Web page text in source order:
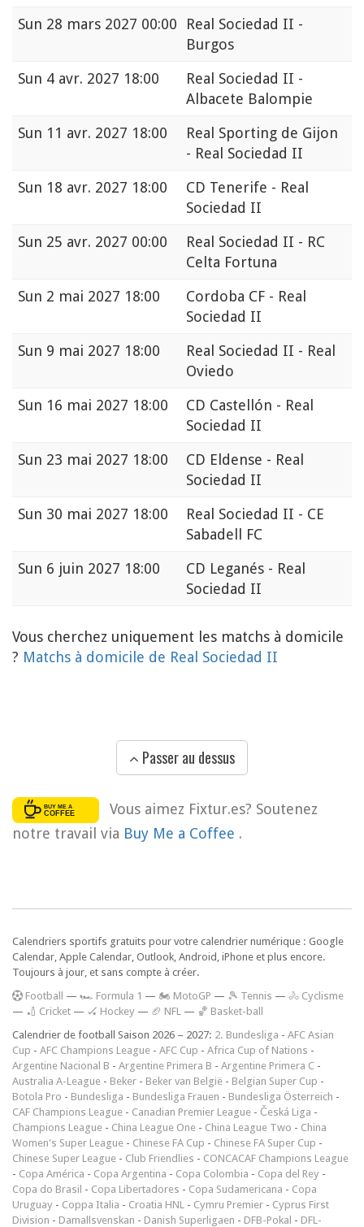
Sun 28 mars 2027 00:00
Real Sociedad II -
Burgos
Sun 4 avr. 2027 18:00
Real Sociedad II -
Albacete Balompie
Sun 11 avr. 2027 18:00
Real Sporting de Gijon
- Real Sociedad II
Sun 18 avr. 2027 18:00
CD Tenerife - Real
Sociedad II
Sun 25 avr. 2027 00:00
Real Sociedad II - RC
Celta Fortuna
Sun 2 mai 2027 18:00
Cordoba CF - Real
Sociedad II
Sun 9 mai 2027 18:00
Real Sociedad II - Real
Oviedo
Sun 16 mai 2027 18:00
CD Castellón - Real
Sociedad II
Sun 23 mai 2027 18:00
CD Eldense - Real
Sociedad II
Sun 30 mai 2027 18:00
Real Sociedad II - CE
Sabadell FC
Sun 6 juin 2027 18:00
CD Leganés - Real
Sociedad II
Vous cherchez uniquement les matchs à domicile
? Matchs à domicile de Real Sociedad II
Passer au dessus
Vous aimez Fixtur.es? Soutenez
notre travail via Buy Me a Coffee .
Calendriers sportifs gratuits pour votre calendrier numérique : Google
Calendar, Apple Calendar, Outlook, Android, iPhone et plus encore.
Toujours à jour, et sans compte à créer.
Football — 🏎️ Formula 1 — 🏍 MotoGP — 🎾 Tennis — 🚴 Cyclisme
— 🏏 Cricket — 🏑 Hockey — 🏈 NFL — 🏀 Basket-ball
Calendrier de football Saison 2026 – 2027: 2. Bundesliga - AFC Asian
Cup - AFC Champions League - AFC Cup - Africa Cup of Nations -
Argentine Nacional B - Argentine Primera B - Argentine Primera C -
Australia A-League - Beker - Beker van België - Belgian Super Cup -
Botola Pro - Bundesliga - Bundesliga Frauen - Bundesliga Österreich -
CAF Champions League - Canadian Premier League - Česká Liga -
Champions League - China League One - China League Two - China
Women's Super League - Chinese FA Cup - Chinese FA Super Cup -
Chinese Super League - Club Friendlies - CONCACAF Champions League
- Copa América - Copa Argentina - Copa Colombia - Copa del Rey -
Copa do Brasil - Copa Libertadores - Copa Sudamericana - Copa
Uruguay - Coppa Italia - Croatia HNL - Cymru Premier - Cyprus First
Division - Damallsvenskan - Danish Superligaen - DFB-Pokal - DFL-